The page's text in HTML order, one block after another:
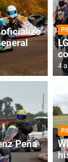
RMC BUENOS AIRES
oficializó
Peña
4